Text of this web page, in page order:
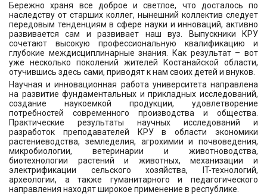
Бережно храня все доброе и светлое, что досталось по
наследству от старших коллег, нынешний коллектив следует
передовым тенденциям в сфере науки и инноваций, активно
развивается сам и развивает наш вуз. Выпускники КРУ
сочетают высокую профессиональную квалификацию и
глубокие междисциплинарные знания. Как результат – вот
уже несколько поколений жителей Костанайской области,
отучившись здесь сами, приводят к нам своих детей и внуков.
Научная и инновационная работа университета направлена
на развитие фундаментальных и прикладных исследований,
создание наукоемкой продукции, удовлетворение
потребностей современного производства и общества.
Практические результаты научных исследований и
разработок преподавателей КРУ в области экономики
растениеводства, земледелия, агрохимии и почвоведения,
микробиологии, ветеринарии и животноводства,
биотехнологии растений и животных, механизации и
электрификации сельского хозяйства, IT-технологий,
археологии, а также гуманитарного и педагогического
направления находят широкое применение в республике.